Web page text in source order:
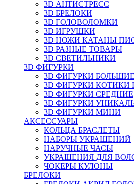
3D АНТИСТРЕСС
3D БРЕЛОКИ
3D ГОЛОВОЛОМКИ
3D ИГРУШКИ
3D НОЖИ КАТАНЫ
3D РАЗНЫЕ ТОВАРЫ
3D СВЕТИЛЬНИКИ
3D ФИГУРКИ
3D ФИГУРКИ БОЛЬШИЕ
3D ФИГУРКИ КОТИКИ
3D ФИГУРКИ СРЕДНИЕ
3D ФИГУРКИ
3D ФИГУРКИ МИНИ
АКСЕССУАРЫ
КОЛЬЦА БРАСЛЕТЫ
НАБОРЫ УКРАШЕНИЙ
НАРУЧНЫЕ ЧАСЫ
УКРАШЕНИЯ ДЛЯ
ЧОКЕРЫ КУЛОНЫ
БРЕЛОКИ